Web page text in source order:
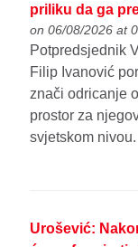
priliku da ga
on 06/08/2026 at
Potpredsjednik
Filip Ivanović
znači odricanje
prostor za
svjetskom nivou.
Urošević: